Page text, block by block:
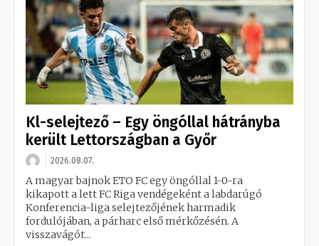
Kl-selejtező – Egy öngóllal hátrányba
került Lettországban a Győr
2026.08.07.
A magyar bajnok ETO FC egy öngóllal 1-0-ra
kikapott a lett FC Riga vendégeként a labdarúgó
Konferencia-liga selejtezőjének harmadik
fordulójában, a párharc első mérkőzésén. A
visszavágót...